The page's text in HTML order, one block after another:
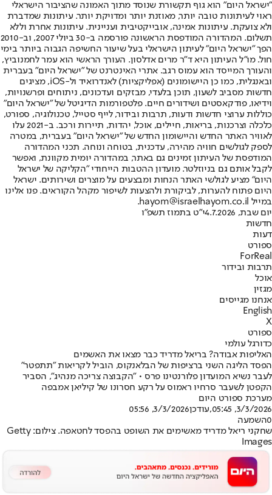
"ישראל היום" הוא גוף תקשורת שנוסד מתוך האמונה שהציבור הישראלי
ראוי לעיתונות טובה יותר, מאוזנת יותר ומדויקת יותר. עיתונות שמדברת
ולא צועקת. עיתונות אמינה, אובייקטיבית ועניינית. עיתונות אחרת וללא
תשלום. המהדורה המודפסת הראשונה פורסמה ב-30 ביולי 2007, וב-2010
הפך "ישראל היום" לעיתון הישראלי בעל שיעור החשיפה הגבוה ביותר בימי
חול. מו"ל העיתון היא ד"ר מרים אדלסון. העורך הראשי הוא עמר לחמנוביץ,
והעורך המייסד הוא עמוס רגב. אתרי האינטרנט של "ישראל היום" בעברית
ובאנגלית, כמו כן היישומונים (אפליקציות) לאנדרואיד ול-iOS, מציגים
חדשות מסביב לשעון, תוכן בלעדי, מבזקים ועדכונים, ניתוחים ופרשנויות,
וידיאו, פודקאסטים ושידורים חיים. פלטפורמות הדיגיטל של "ישראל היום"
כוללות ערוצי חדשות ודעות, תרבות ובידור, לייף סטייל, טכנולוגיה, ספורט,
כלכלה וצרכנות, בריאות, חיילים, אוכל, יהדות, תיירות ורכב. ב-2021 עלו
לאוויר האתר החדש והיישומון החדש של "ישראל היום" בעברית, במטרה
לספק לגולשים חוויה מהירה, עדכנית, בטוחה ונוחה. תכני המהדורה
המודפסת של העיתון זמינים גם באתר, במהדורה יומית מקוונת, ואפשר
לקבל אותם גם בניוזלטר. מועדון ההטבות הייחודי "הקליקה של ישראל
היום" מציע לגולשי האתר הנחות ומבצעים על מוצרים ושירותים. ישראל
היום פתוח להערות, לביקורת ולהצעות לשיפור מקהל הקוראים. פנו אלינו
במייל hayom@israelhayom.co.il.
יום שבת, 4.7.2026
י"ט בתמוז תשפ"ו
חדשות
דעות
ספורט
ForReal
תרבות ובידור
אוכל
מגזין
אנחנו מגייסים
English
X
ספורט
כדורגל עולמי
האליפות אבודה? בריאל מדריד כבר מצאו את האשמים
הפסד הליגה השני ברציפות של הבלאנקוס, הוביל לקריאות "תתפטר"
לעבר נשיא המועדון פלורנטינו פרס • "הקבוצה צריכה מנהיג", הסביר
הקפטן לשעבר סרחיו ראמוס על רקע חסרונו של קיליאן אמבפה
מערכת ספורט היום
3/3/2026, 05:45
,עודכן3/3/2026, 05:56
0השמעה
שחקני ריאל מדריד מאשימים את השופט בהפסד לחטאפה. צילום: Getty
Images